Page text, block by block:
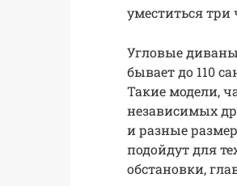
уместиться три
Угловые
бывает до 110
Такие модели,
независимых
и разные
подойдут для
обстановки,